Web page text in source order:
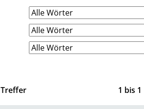
Treffer 1 bis 1